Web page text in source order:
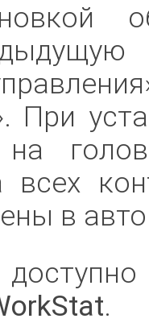
При
на
всех
в
.